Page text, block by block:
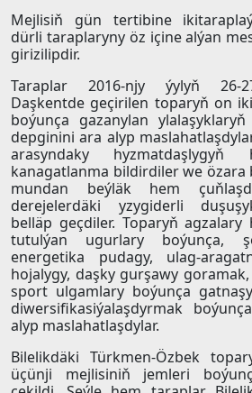
Mejlisiň gün tertibine
dürli taraplaryny öz içine alýan
girizilipdir.
Taraplar 2016-njy ýylyň 26-
Daşkentde geçirilen toparyň on
boýunça gazanylan
depginini ara alyp
arasyndaky hyzmatdaşlygyň
kanagatlanma bildirdiler we
mundan beýläk hem
derejelerdäki yzygiderli
belläp geçdiler. Toparyň agzalary
tutulýan ugurlary boýunça,
energetika pudagy, ulag-
hojalygy, daşky gurşawy
sport ulgamlary boýunça
diwersifikasiýalaşdyrmak
alyp maslahatlaşdylar.
Bilelikdäki Türkmen-Özbek
üçünji mejlisiniň jemleri